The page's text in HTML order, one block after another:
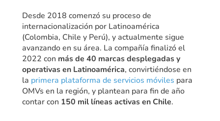
Desde 2018 comenzó su proceso de
internacionalización por Latinoamérica
(Colombia, Chile y Perú), y actualmente sigue
avanzando en su área. La compañía finalizó el
2022 con más de 40 marcas desplegadas y
operativas en Latinoamérica, convirtiéndose en
la primera plataforma de servicios móviles para
OMVs en la región, y plantean para fin de año
contar con 150 mil líneas activas en Chile.